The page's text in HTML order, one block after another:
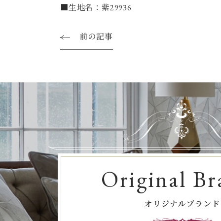
■生地名：紫29936
前の記事
Original
オリジナルブランド